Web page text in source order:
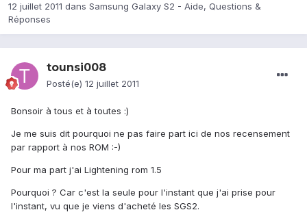
12 juillet 2011 dans Samsung Galaxy S2 - Aide, Questions &
Réponses
tounsi008
Posté(e) 12 juillet 2011
Bonsoir à tous et à toutes :)
Je me suis dit pourquoi ne pas faire part ici de nos recensement
par rapport à nos ROM :-)
Pour ma part j'ai Lightening rom 1.5
Pourquoi ? Car c'est la seule pour l'instant que j'ai prise pour
l'instant, vu que je viens d'acheté les SGS2.